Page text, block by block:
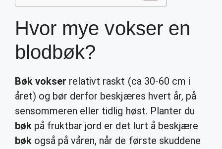
Hvor mye vokser en
blodbøk?
Bøk vokser relativt raskt (ca 30-60 cm i
året) og bør derfor beskjæres hvert år, på
sensommeren eller tidlig høst. Planter du
bøk på fruktbar jord er det lurt å beskjære
bøk også på våren, når de første skuddene